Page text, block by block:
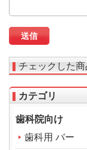
チェックした商
カテゴリ
歯科院向け
歯科用 バー